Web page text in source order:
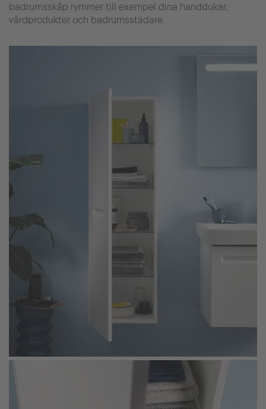
badrumsskåp rymmer till exempel dina handdukar,
vårdprodukter och badrumsstädare.